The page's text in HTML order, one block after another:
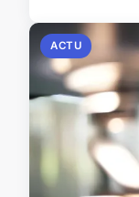
ACTU